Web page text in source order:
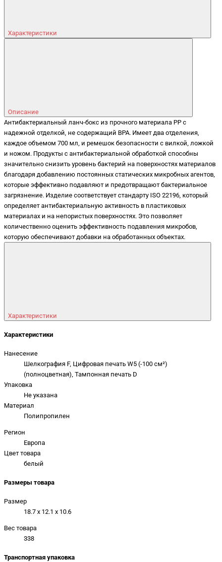
Характеристики
Описание
Антибактериальный ланч-бокс из прочного материала PP с
надежной отделкой, не содержащий BPA. Имеет два отделения,
каждое объемом 700 мл, и ремешок безопасности с вилкой, ложкой
и ножом. Продукты с антибактериальной обработкой способны
значительно снизить уровень бактерий на поверхностях материалов
благодаря добавлению постоянных статических микробных агентов,
которые эффективно подавляют и предотвращают бактериальное
загрязнение. Изделие соответствует стандарту ISO 22196, который
определяет антибактериальную активность в пластиковых
материалах и на непористых поверхностях. Это позволяет
количественно оценить эффективность подавления микробов,
которую обеспечивают добавки на обработанных объектах.
Характеристики
Характеристики
Нанесение
Шелкография F, Цифровая печать W5 (-100 см²)
(полноцветная), Тампонная печать D
Упаковка
Не указана
Материал
Полипропилен
Регион
Европа
Цвет товара
белый
Размеры товара
Размер
18.7 x 12.1 x 10.6
Вес товара
338
Транспортная упаковка